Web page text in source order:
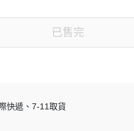
已售完
快遞
7-11取貨